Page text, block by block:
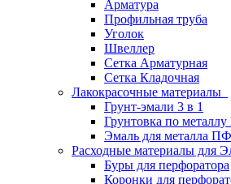
Арматура
Профильная труба
Уголок
Швеллер
Сетка Арматурная
Сетка Кладочная
Лакокрасочные материалы
Грунт-эмали 3 в 1
Грунтовка по
Эмаль для металла
Расходные материалы для
Буры для перфоратора
Коронки для